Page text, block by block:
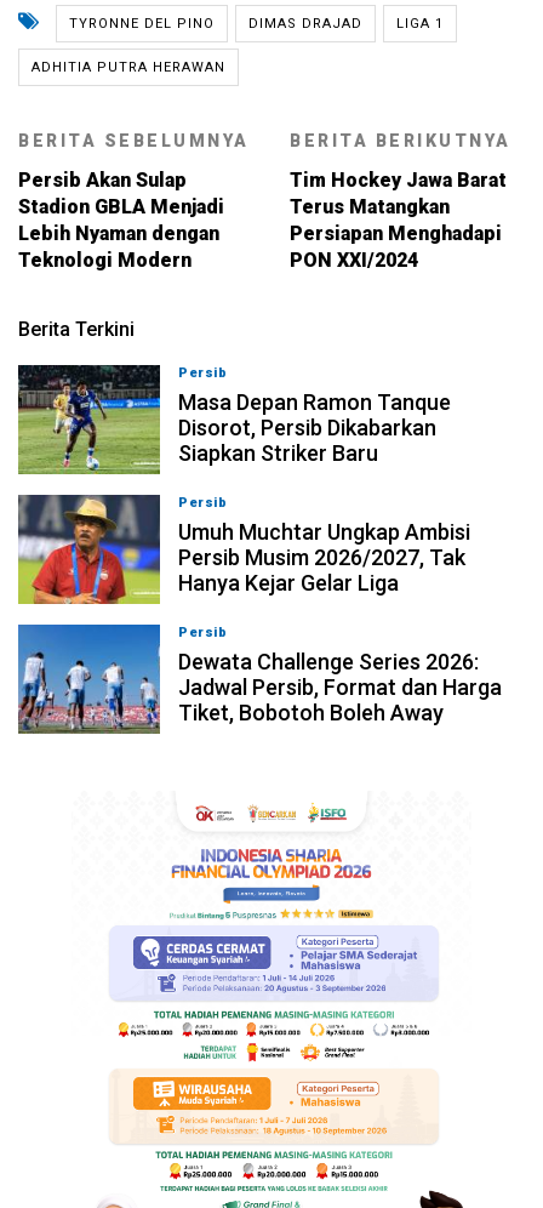
TYRONNE DEL PINO DIMAS DRAJAD LIGA 1
ADHITIA PUTRA HERAWAN
BERITA SEBELUMNYA
Persib Akan Sulap
Stadion GBLA Menjadi
Lebih Nyaman dengan
Teknologi Modern
BERITA BERIKUTNYA
Tim Hockey Jawa Barat
Terus Matangkan
Persiapan Menghadapi
PON XXI/2024
Berita Terkini
Persib
Masa Depan Ramon Tanque
Disorot, Persib Dikabarkan
Siapkan Striker Baru
Persib
Umuh Muchtar Ungkap Ambisi
Persib Musim 2026/2027, Tak
Hanya Kejar Gelar Liga
Persib
Dewata Challenge Series 2026:
Jadwal Persib, Format dan Harga
Tiket, Bobotoh Boleh Away